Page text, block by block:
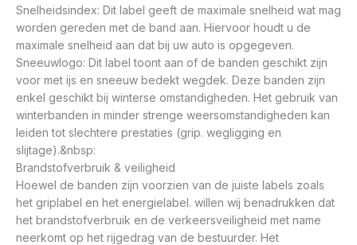
Snelheidsindex: Dit label geeft de maximale snelheid wat mag
worden gereden met de band aan. Hiervoor houdt u de
maximale snelheid aan dat bij uw auto is opgegeven.
Sneeuwlogo: Dit label toont aan of de banden geschikt zijn
voor met ijs en sneeuw bedekt wegdek. Deze banden zijn
enkel geschikt bij winterse omstandigheden. Het gebruik van
winterbanden in minder strenge weersomstandigheden kan
leiden tot slechtere prestaties (grip. wegligging en
slijtage).&nbsp:
Brandstofverbruik & veiligheid
Hoewel de banden zijn voorzien van de juiste labels zoals
het griplabel en het energielabel. willen wij benadrukken dat
het brandstofverbruik en de verkeersveiligheid met name
neerkomt op het rijgedrag van de bestuurder. Het